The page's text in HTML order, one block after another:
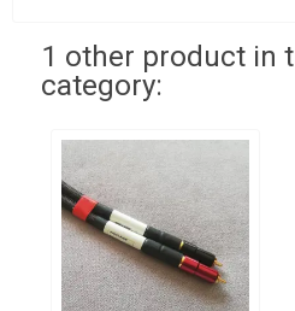
1 other product in
category: